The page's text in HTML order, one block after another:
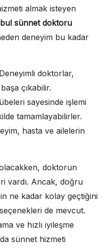
almak isteyen
sünnet doktoru
deneyim bu kadar
Deneyimli doktorlar,
çıkabilir.
sayesinde işlemi
tamamlayabilirler.
hasta ve ailelerin
doktorun
vardı. Ancak, doğru
ne kadar kolay geçtiğini
de mevcut.
ve hızlı iyileşme
sünnet hizmeti